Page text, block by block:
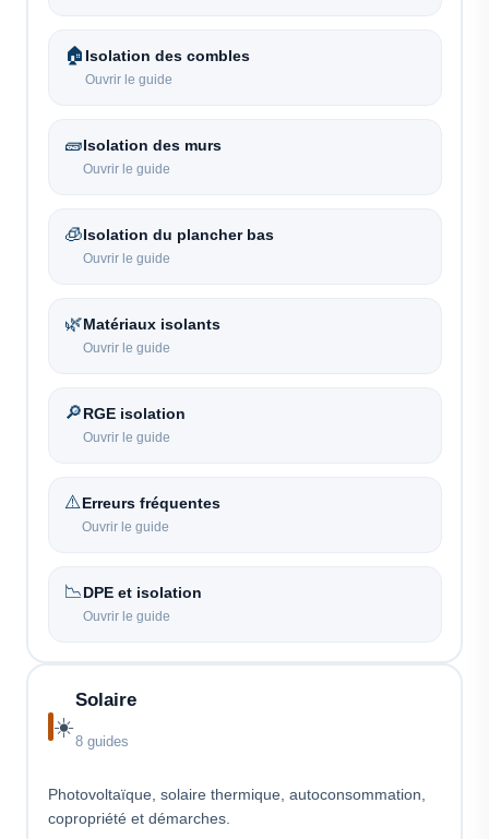
🏠 Isolation des combles
Ouvrir le guide
🧱Isolation des murs
Ouvrir le guide
🧊Isolation du plancher bas
Ouvrir le guide
🌿Matériaux isolants
Ouvrir le guide
🔎RGE isolation
Ouvrir le guide
⚠️Erreurs fréquentes
Ouvrir le guide
📉DPE et isolation
Ouvrir le guide
☀️
Solaire
8 guides
Photovoltaïque, solaire thermique, autoconsommation,
copropriété et démarches.